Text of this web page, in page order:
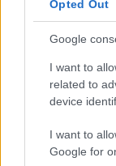
Opted Out
Google
I want to
related to
device
I want to
Google for
vár életében. A
főbb vonalaiban
mellett ekkor
északi oldalon